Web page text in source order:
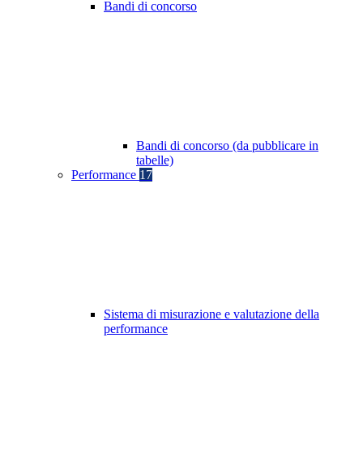
Bandi di concorso
Bandi di concorso (da pubblicare in
tabelle)
Performance 17
Sistema di misurazione e valutazione della
performance